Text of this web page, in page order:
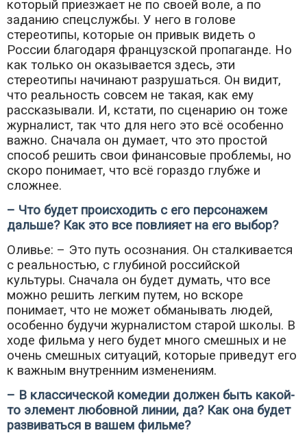
который приезжает не по своей воле, а по
заданию спецслужбы. У него в голове
стереотипы, которые он привык видеть о
России благодаря французской пропаганде. Но
как только он оказывается здесь, эти
стереотипы начинают разрушаться. Он видит,
что реальность совсем не такая, как ему
рассказывали. И, кстати, по сценарию он тоже
журналист, так что для него это всё особенно
важно. Сначала он думает, что это простой
способ решить свои финансовые проблемы, но
скоро понимает, что всё гораздо глубже и
сложнее.
– Что будет происходить с его персонажем
дальше? Как это все повлияет на его выбор?
Оливье: – Это путь осознания. Он сталкивается
с реальностью, с глубиной российской
культуры. Сначала он будет думать, что все
можно решить легким путем, но вскоре
понимает, что не может обманывать людей,
особенно будучи журналистом старой школы. В
ходе фильма у него будет много смешных и не
очень смешных ситуаций, которые приведут его
к важным внутренним изменениям.
– В классической комедии должен быть какой-
то элемент любовной линии, да? Как она будет
развиваться в вашем фильме?